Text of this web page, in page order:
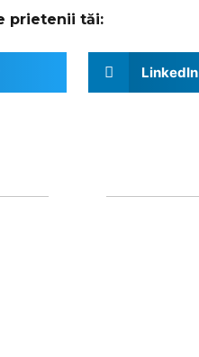
prietenii tăi:
LinkedIn